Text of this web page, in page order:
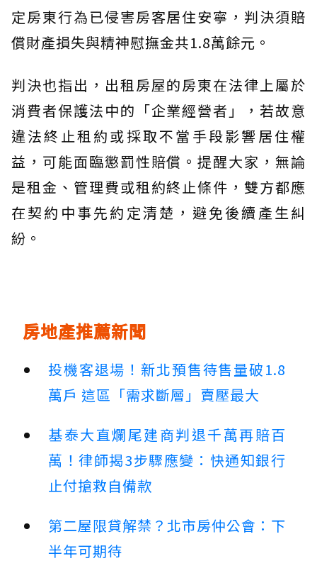
定房東行為已侵害房客居住安寧，判決須賠
償財產損失與精神慰撫金共1.8萬餘元。
判決也指出，出租房屋的房東在法律上屬於
消費者保護法中的「企業經營者」，若故意
違法終止租約或採取不當手段影響居住權
益，可能面臨懲罰性賠償。提醒大家，無論
是租金、管理費或租約終止條件，雙方都應
在契約中事先約定清楚，避免後續產生糾
紛。
房地產推薦新聞
投機客退場！新北預售待售量破1.8
萬戶 這區「需求斷層」賣壓最大
基泰大直爛尾建商判退千萬再賠百
萬！律師揭3步驟應變：快通知銀行
止付搶救自備款
第二屋限貸解禁？北市房仲公會：下
半年可期待